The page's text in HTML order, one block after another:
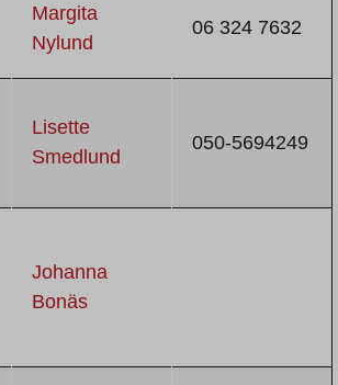
Margita
Nylund
06 324 7632
Lisette
Smedlund
050-5694249
Johanna
Bonäs